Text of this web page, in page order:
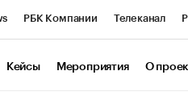
РБК Компании Телеканал
Кейсы Мероприятия О